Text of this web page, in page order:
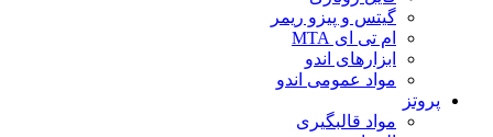
گیتس و پیزو ریمر
ام تی ای MTA
ابزارهای اندو
مواد عمومی اندو
پروتز
مواد قالبگیری